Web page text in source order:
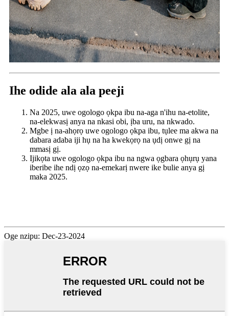
Ihe odide ala ala peeji
Na 2025, uwe ogologo ọkpa ibu na-aga n'ihu na-etolite,
na-elekwasị anya na nkasi obi, ịba uru, na nkwado.
Mgbe ị na-ahọrọ uwe ogologo ọkpa ibu, tụlee ma akwa na
dabara adaba iji hụ na ha kwekọrọ na ụdị onwe gị na
mmasị gị.
Ijikọta uwe ogologo ọkpa ibu na ngwa ọgbara ọhụrụ yana
iberibe ihe ndị ọzọ na-emekarị nwere ike bulie anya gị
maka 2025.
Oge nzipu: Dec-23-2024